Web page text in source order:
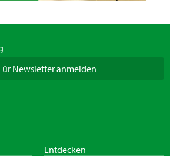
Newsletter anmelden
Entdecken